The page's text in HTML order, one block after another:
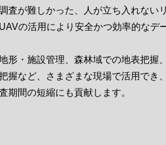
査が難しかった、人が立ち入れない
の活用により安全かつ効率的なデ
形・施設管理、森林域での地表把握
握など、さまざまな現場で活用でき
期間の短縮にも貢献します。